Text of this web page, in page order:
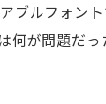
ブルフォン
何が問題だっ